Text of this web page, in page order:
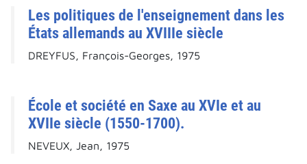
Les politiques de l'enseignement dans les
États allemands au XVIIIe siècle
DREYFUS, François-Georges, 1975
École et société en Saxe au XVIe et au
XVIIe siècle (1550-1700).
NEVEUX, Jean, 1975